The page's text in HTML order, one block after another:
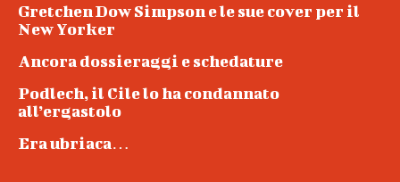
Gretchen Dow Simpson e le sue cover per il
New Yorker
Ancora dossieraggi e schedature
Podlech, il Cile lo ha condannato
all’ergastolo
Era ubriaca…